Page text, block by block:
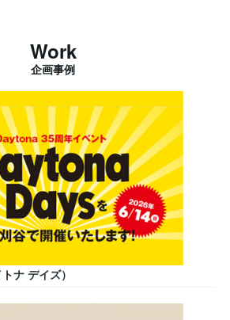
Work
企画事例
ナ デイズ）